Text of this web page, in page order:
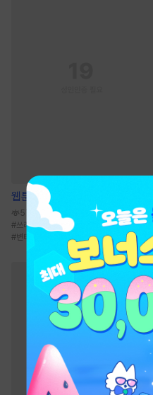
웹툰 불굴의 챔피언
570.7만
#쓰레기수 #까칠수 피폐물 #굴림수
#변태